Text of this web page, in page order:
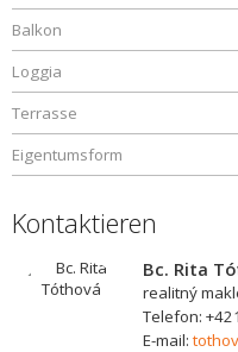
Balkon
Loggia
Terrasse
Eigentumsform
Kontaktieren
Bc. Rita
realitný
Telefon:
E-mail: